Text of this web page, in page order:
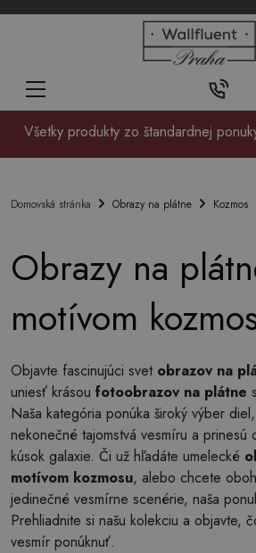
Kontakt:
Všetky produkty zo štandardnej
Domovská stránka Obrazy na plátne Kozmos
Obrazy na
motívom
Objavte fascinujúci svet obrazov na
uniesť krásou fotoobrazov na plátne
Naša kategória ponúka široký výber
nekonečné tajomstvá vesmíru a prinesú
kúsok galaxie. Či už hľadáte umelecké
motívom kozmosu, alebo chcete
jedinečné vesmírne scenérie, naša
Prehliadnite si našu kolekciu a objavte,
vesmír ponúknuť.